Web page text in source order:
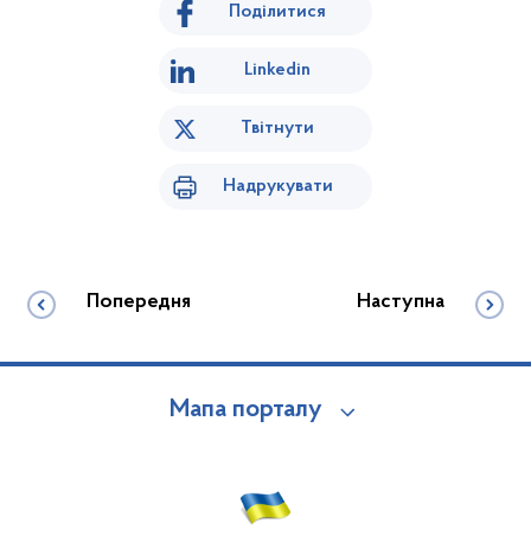
Поділитися
Linkedin
Твітнути
Надрукувати
Попередня Наступна
Мапа порталу